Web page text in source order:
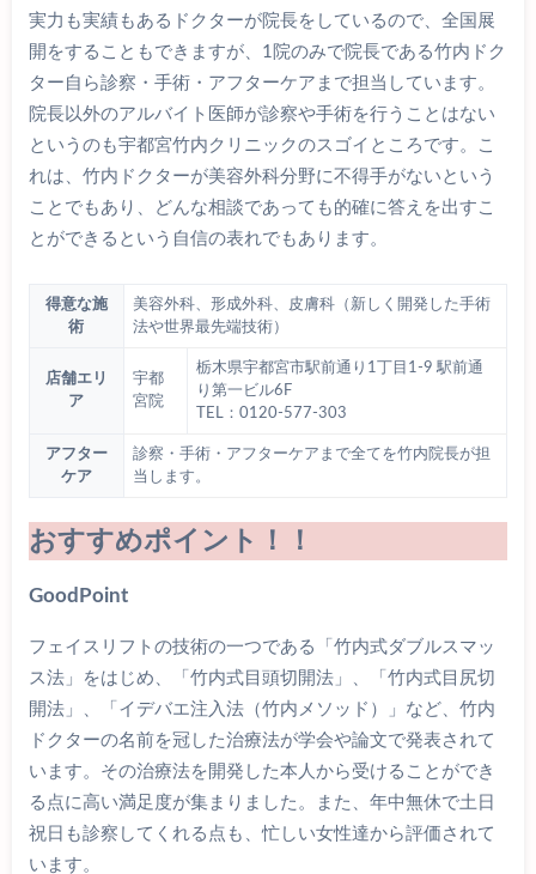
実力も実績もあるドクターが院長をしているので、全国展
開をすることもできますが、1院のみで院長である竹内ドク
ター自ら診察・手術・アフターケアまで担当しています。
院長以外のアルバイト医師が診察や手術を行うことはない
というのも宇都宮竹内クリニックのスゴイところです。こ
れは、竹内ドクターが美容外科分野に不得手がないという
ことでもあり、どんな相談であっても的確に答えを出すこ
とができるという自信の表れでもあります。
得意な施
術
美容外科、形成外科、皮膚科（新しく開発した手術
法や世界最先端技術）
店舗エリ
ア
宇都
宮院
栃木県宇都宮市駅前通り1丁目1-9 駅前通
り第一ビル6F
TEL：0120-577-303
アフター
ケア
診察・手術・アフターケアまで全てを竹内院長が担
当します。
おすすめポイント！！
Good Point
フェイスリフトの技術の一つである「竹内式ダブルスマッ
ス法」をはじめ、「竹内式目頭切開法」、「竹内式目尻切
開法」、「イデバエ注入法（竹内メソッド）」など、竹内
ドクターの名前を冠した治療法が学会や論文で発表されて
います。その治療法を開発した本人から受けることができ
る点に高い満足度が集まりました。また、年中無休で土日
祝日も診察してくれる点も、忙しい女性達から評価されて
います。